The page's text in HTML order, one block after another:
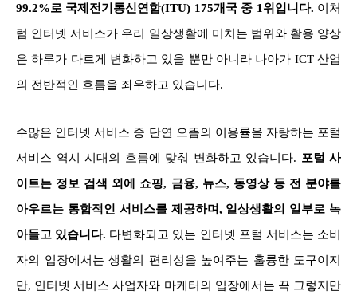
99.2%로 국제전기통신연합(ITU) 175개국 중 1위입니다. 이처
럼 인터넷 서비스가 우리 일상생활에 미치는 범위와 활용 양상
은 하루가 다르게 변화하고 있을 뿐만 아니라 나아가 ICT 산업
의 전반적인 흐름을 좌우하고 있습니다.
수많은 인터넷 서비스 중 단연 으뜸의 이용률을 자랑하는 포털
서비스 역시 시대의 흐름에 맞춰 변화하고 있습니다. 포털 사
이트는 정보 검색 외에 쇼핑, 금융, 뉴스, 동영상 등 전 분야를
아우르는 통합적인 서비스를 제공하며, 일상생활의 일부로 녹
아들고 있습니다. 다변화되고 있는 인터넷 포털 서비스는 소비
자의 입장에서는 생활의 편리성을 높여주는 훌륭한 도구이지
만, 인터넷 서비스 사업자와 마케터의 입장에서는 꼭 그렇지만